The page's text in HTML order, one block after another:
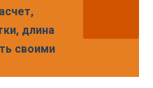
длина
своими